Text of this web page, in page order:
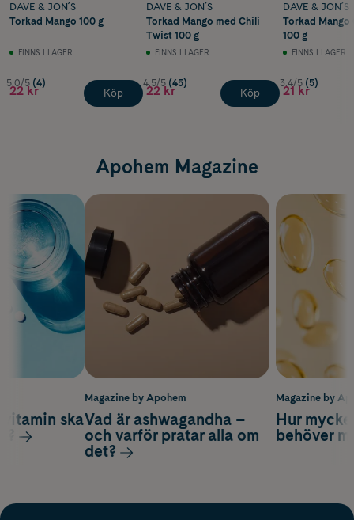
DAVE & JON´S
Torkad Mango 100 g
FINNS I LAGER
5.0/5 (4)
22 kr Köp
DAVE & JON´S
Torkad Mango med Chili
Twist 100 g
FINNS I LAGER
4.5/5 (45)
22 kr Köp
DAVE & JON´S
Torkad Mango
100 g
FINNS I LAGER
3.4/5 (5)
21 kr
Apohem Magazine
Magazine by
Hur
behöver
ska
Magazine by Apohem
Vad är ashwagandha –
och varför pratar alla om
det?